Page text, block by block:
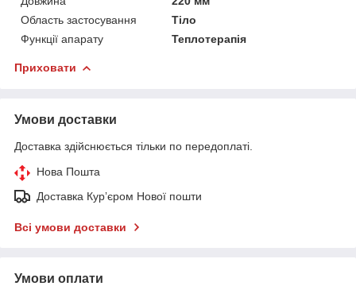
Область застосування
Тіло
Функції апарату
Теплотерапія
Приховати
Умови доставки
Доставка здійснюється тільки по передоплаті.
Нова Пошта
Доставка Курʼєром Нової пошти
Всі умови доставки
Умови оплати